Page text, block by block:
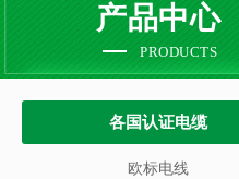
产品中心
PRODUCTS
各国认证电缆
欧标电线